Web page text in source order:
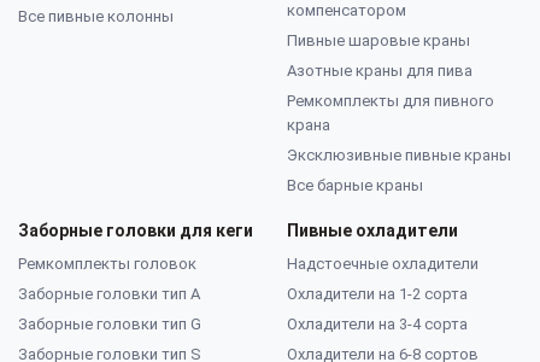
Все пивные колонны
компенсатором
Пивные шаровые краны
Азотные краны для пива
Ремкомплекты для пивного
крана
Эксклюзивные пивные краны
Все барные краны
Заборные головки для кеги
Ремкомплекты головок
Заборные головки тип А
Заборные головки тип G
Заборные головки тип S
Пивные охладители
Надстоечные охладители
Охладители на 1-2 сорта
Охладители на 3-4 сорта
Охладители на 6-8 сортов